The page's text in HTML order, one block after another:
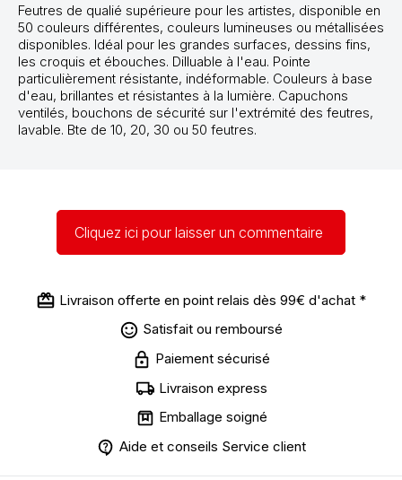
Feutres de qualié supérieure pour les artistes, disponible en
50 couleurs différentes, couleurs lumineuses ou métallisées
disponibles. Idéal pour les grandes surfaces, dessins fins,
les croquis et ébouches. Dilluable à l'eau. Pointe
particulièrement résistante, indéformable. Couleurs à base
d'eau, brillantes et résistantes à la lumière. Capuchons
ventilés, bouchons de sécurité sur l'extrémité des feutres,
lavable. Bte de 10, 20, 30 ou 50 feutres.
Cliquez ici pour laisser un commentaire
Livraison offerte en point relais dès 99€ d'achat *
Satisfait ou remboursé
Paiement sécurisé
Livraison express
Emballage soigné
Aide et conseils Service client